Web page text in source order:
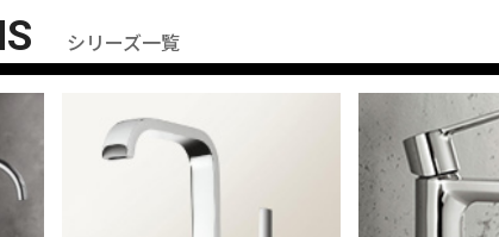
シリーズ一覧